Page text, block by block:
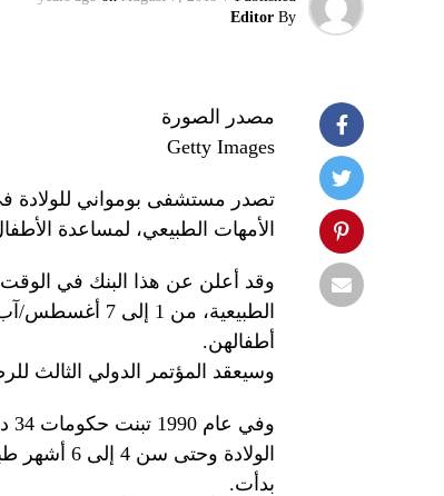
By
Editor
مصدر الصورة
Getty Images
تصدر مستشفى بومواني للولادة في
الأمهات الطبيعي، لمساعدة
وقد أعلن عن هذا البنك في الوقت
الطبيعية،
أطفالهن.
وسيعقد المؤتمر الدولي الثالث
الولادة
بدأت.